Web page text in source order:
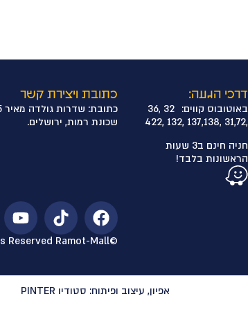
דרכי הגעה:
באוטובוס קווים: 32 ,36
,31,72 ,137,138 ,132 ,422
חניה חינם ב3 שעות
הראשונות בלבד!
כתובת ויצירת קשר
כתובת: שדרות גולדה מאיר 255,
שכונת רמות, ירושלים.
©All Rights Reserved Ramot-Mall
אפיון, עיצוב ופיתוח: סטודיו PINTER